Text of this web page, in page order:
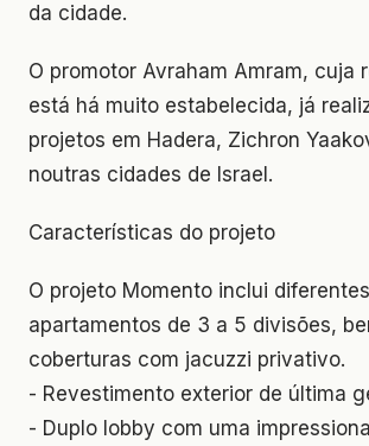
da cidade.
O promotor Avraham Amram, cuja
está há muito estabelecida, já
projetos em Hadera, Zichron
noutras cidades de Israel.
Características do projeto
O projeto Momento inclui
apartamentos de 3 a 5 divisões,
coberturas com jacuzzi privativo.
- Revestimento exterior de última
- Duplo lobby com uma